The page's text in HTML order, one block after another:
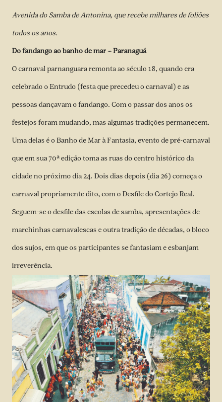
Avenida do Samba de Antonina, que recebe milhares de foliões
todos os anos.
Do fandango ao banho de mar – Paranaguá
O carnaval parnanguara remonta ao século 18, quando era
celebrado o Entrudo (festa que precedeu o carnaval) e as
pessoas dançavam o fandango. Com o passar dos anos os
festejos foram mudando, mas algumas tradições permanecem.
Uma delas é o Banho de Mar à Fantasia, evento de pré-carnaval
que em sua 70ª edição toma as ruas do centro histórico da
cidade no próximo dia 24. Dois dias depois (dia 26) começa o
carnaval propriamente dito, com o Desfile do Cortejo Real.
Seguem-se o desfile das escolas de samba, apresentações de
marchinhas carnavalescas e outra tradição de décadas, o bloco
dos sujos, em que os participantes se fantasiam e esbanjam
irreverência.